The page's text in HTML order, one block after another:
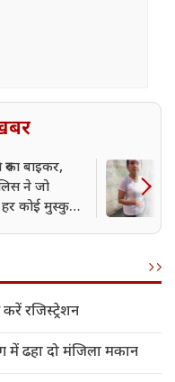
बाइकर,
ने जो
कोई मुस्कुरा
रजिस्ट्रेशन
में ढहा दो मंजिला मकान